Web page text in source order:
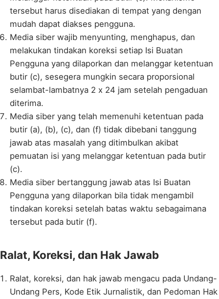
tersebut harus disediakan di tempat yang dengan
mudah dapat diakses pengguna.
Media siber wajib menyunting, menghapus, dan
melakukan tindakan koreksi setiap Isi Buatan
Pengguna yang dilaporkan dan melanggar ketentuan
butir (c), sesegera mungkin secara proporsional
selambat-lambatnya 2 x 24 jam setelah pengaduan
diterima.
Media siber yang telah memenuhi ketentuan pada
butir (a), (b), (c), dan (f) tidak dibebani tanggung
jawab atas masalah yang ditimbulkan akibat
pemuatan isi yang melanggar ketentuan pada butir
(c).
Media siber bertanggung jawab atas Isi Buatan
Pengguna yang dilaporkan bila tidak mengambil
tindakan koreksi setelah batas waktu sebagaimana
tersebut pada butir (f).
Ralat, Koreksi, dan Hak Jawab
Ralat, koreksi, dan hak jawab mengacu pada Undang-
Undang Pers, Kode Etik Jurnalistik, dan Pedoman Hak